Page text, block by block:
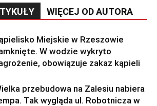
WIĘCEJ OD AUTORA
Miejskie w Rzeszowie
W wodzie wykryto
obowiązuje zakaz kąpieli
przebudowa na Zalesiu nabiera
Tak wygląda ul. Robotnicza w